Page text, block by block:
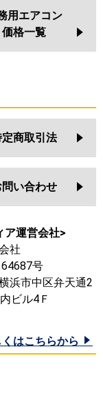
用エアコン
価格一覧
商取引法
問い合わせ
ア運営会社>
社
号
浜市中区弁天通2
ビル4Ｆ
はこちらから